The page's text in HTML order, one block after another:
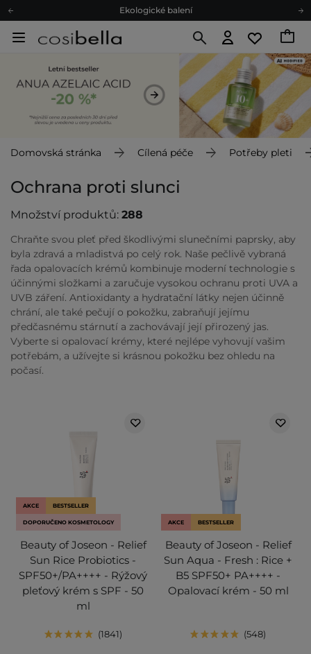
Doporučovací Program
Odeslání do 24 hod.
Ekologické balení
Domovská stránka Cílená péče Potřeby pleti
Ochrana proti slunci
Množství produktů: 288
Chraňte svou pleť před škodlivými slunečními paprsky, aby
byla zdravá a mladistvá po celý rok. Naše pečlivě vybraná
řada opalovacích krémů kombinuje moderní technologie s
účinnými složkami a zaručuje vysokou ochranu proti UVA a
UVB záření. Antioxidanty a hydratační látky nejen účinně
chrání, ale také pečují o pokožku, zabraňují jejímu
předčasnému stárnutí a zachovávají její přirozený jas.
Vyberte si opalovací krémy, které nejlépe vyhovují vašim
potřebám, a užívejte si krásnou pokožku bez ohledu na
počasí.
AKCE BESTSELLER
DOPORUČENO KOSMETOLOGY
Beauty of Joseon - Relief
Sun Rice Probiotics -
SPF50+/PA++++ - Rýžový
pleťový krém s SPF - 50
ml
1841
AKCE BESTSELLER
Beauty of Joseon - Relief
Sun Aqua - Fresh : Rice +
B5 SPF50+ PA++++ -
Opalovací krém - 50 ml
548